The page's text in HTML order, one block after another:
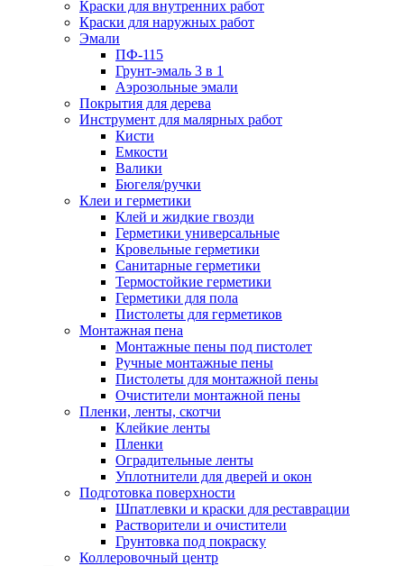
Краски для внутренних работ
Краски для наружных работ
Эмали
ПФ-115
Грунт-эмаль 3 в 1
Аэрозольные эмали
Покрытия для дерева
Инструмент для малярных работ
Кисти
Емкости
Валики
Бюгеля/ручки
Клеи и герметики
Клей и жидкие гвозди
Герметики универсальные
Кровельные герметики
Санитарные герметики
Термостойкие герметики
Герметики для пола
Пистолеты для герметиков
Монтажная пена
Монтажные пены под пистолет
Ручные монтажные пены
Пистолеты для монтажной пены
Очистители монтажной пены
Пленки, ленты, скотчи
Клейкие ленты
Пленки
Оградительные ленты
Уплотнители для дверей и окон
Подготовка поверхности
Шпатлевки и краски для реставрации
Растворители и очистители
Грунтовка под покраску
Коллеровочный центр